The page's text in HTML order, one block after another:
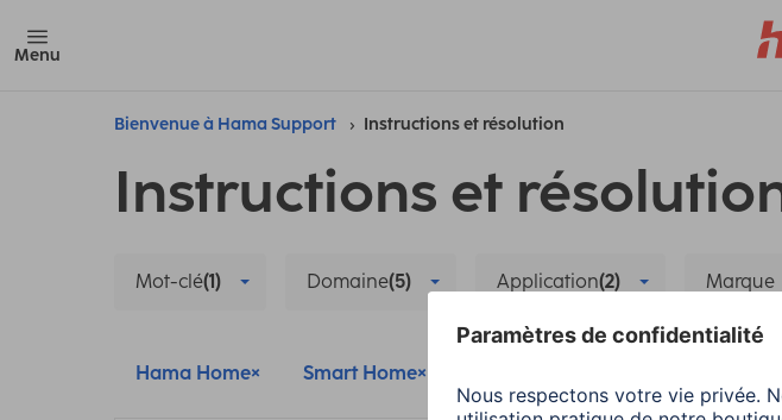
Menu
Bienvenue à Hama Support Instructions et résolution
Instructions et
Mot-clé(1) Domaine(5) Application(2) Marque
Hama Home Smart Home